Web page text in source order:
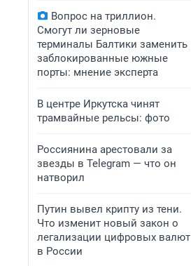
Вопрос на триллион.
Смогут ли зерновые
терминалы Балтики заменить
заблокированные южные
порты: мнение эксперта
В центре Иркутска чинят
трамвайные рельсы: фото
Россиянина арестовали за
звезды в Telegram — что он
натворил
Путин вывел крипту из тени.
Что изменит новый закон о
легализации цифровых валют
в России